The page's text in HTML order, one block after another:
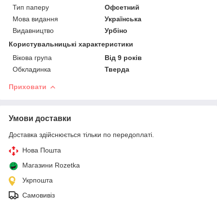
Тип паперу
Офсетний
Мова видання
Українська
Видавництво
Урбіно
Користувальницькі характеристики
Вікова група
Від 9 років
Обкладинка
Тверда
Приховати
Умови доставки
Доставка здійснюється тільки по передоплаті.
Нова Пошта
Магазини Rozetka
Укрпошта
Самовивіз